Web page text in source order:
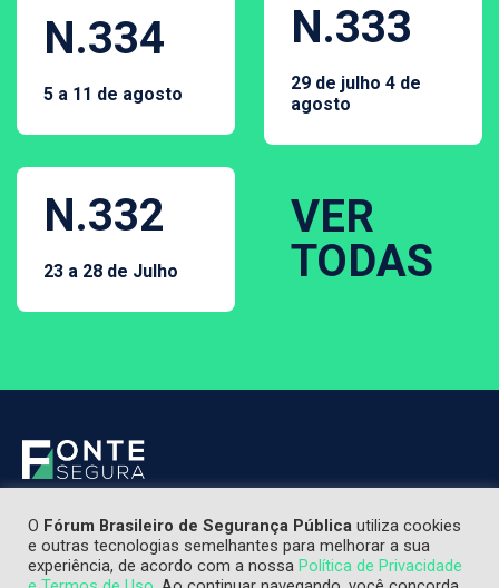
N.334
5 a 11 de agosto
N.333
29 de julho 4 de
agosto
N.332
23 a 28 de Julho
VER
TODAS
O Fórum Brasileiro de Segurança Pública utiliza cookies
e outras tecnologias semelhantes para melhorar a sua
experiência, de acordo com a nossa Política de Privacidade